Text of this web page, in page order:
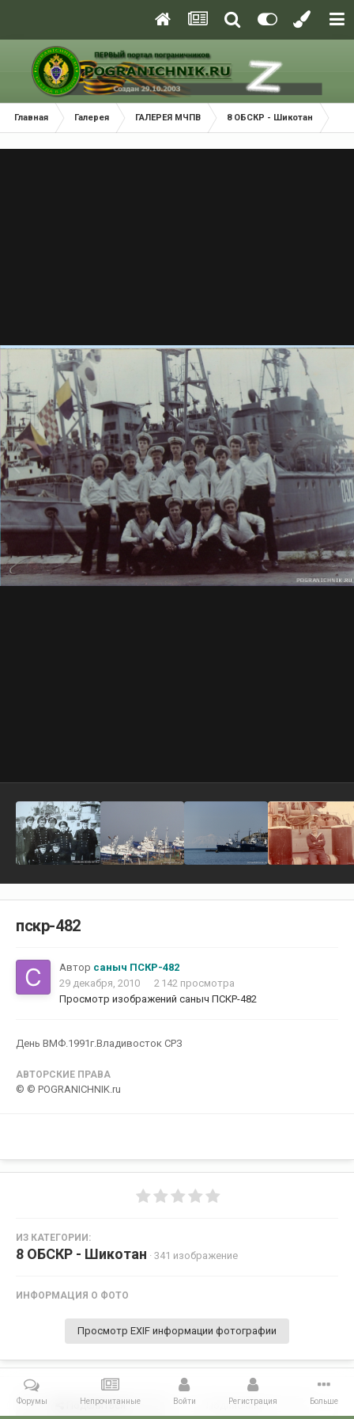
Главная Галерея ГАЛЕРЕЯ МЧПВ 8 ОБСКР - Шикотан
пскр-482
Автор саныч ПСКР-482
29 декабря, 2010
2 142 просмотра
Просмотр изображений саныч ПСКР-482
День ВМФ.1991г.Владивосток СРЗ
АВТОРСКИЕ ПРАВА
© © POGRANICHNIK.ru
ИЗ КАТЕГОРИИ:
8 ОБСКР - Шикотан · 341 изображение
ИНФОРМАЦИЯ О ФОТО
Просмотр EXIF информации фотографии
Поделиться Подписчики 0
Форумы Непрочитанные Войти Регистрация Больше